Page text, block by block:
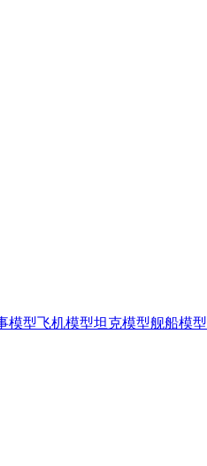
模型飞机模型坦克模型舰船模型